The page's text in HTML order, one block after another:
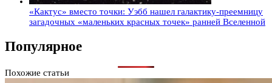
«Кактус» вместо точки: Уэбб нашел галактику-преемницу
загадочных «маленьких красных точек» ранней Вселенной
Популярное
Похожие статьи